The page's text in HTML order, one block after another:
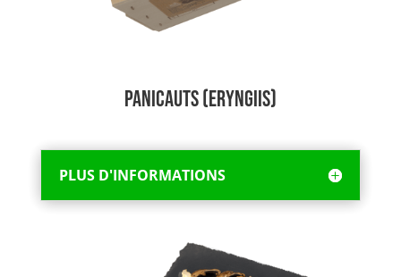
Panicauts (Eryngiis)
PLUS D'INFORMATIONS